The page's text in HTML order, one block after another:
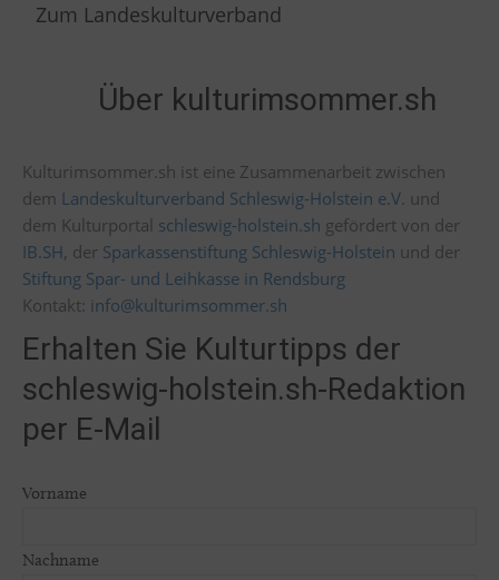
Zum Landeskulturverband
Über kulturimsommer.sh
Kulturimsommer.sh ist eine Zusammenarbeit zwischen
dem Landeskulturverband Schleswig-Holstein e.V. und
dem Kulturportal schleswig-holstein.sh gefördert von der
IB.SH, der Sparkassenstiftung Schleswig-Holstein und der
Stiftung Spar- und Leihkasse in Rendsburg
Kontakt: info@kulturimsommer.sh
Erhalten Sie Kulturtipps der
schleswig-holstein.sh-Redaktion
per E-Mail
Vorname
Nachname